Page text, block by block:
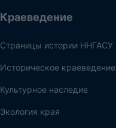
Краеведение
Страницы истории ННГАСУ
Историческое краеведение
Культурное наследие
Экология края